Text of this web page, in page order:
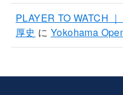
PLAYER TO WATCH
厚史 に Yokohama